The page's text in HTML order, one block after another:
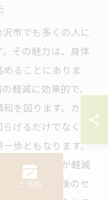
市でも多くの人に
その魅力は、身体
ることにありま
軽減に効果的で、
を図ります。カイ
げるだけでなく、
歩ともなります。
のストレスが軽減
また、施術後のセ
ご予約